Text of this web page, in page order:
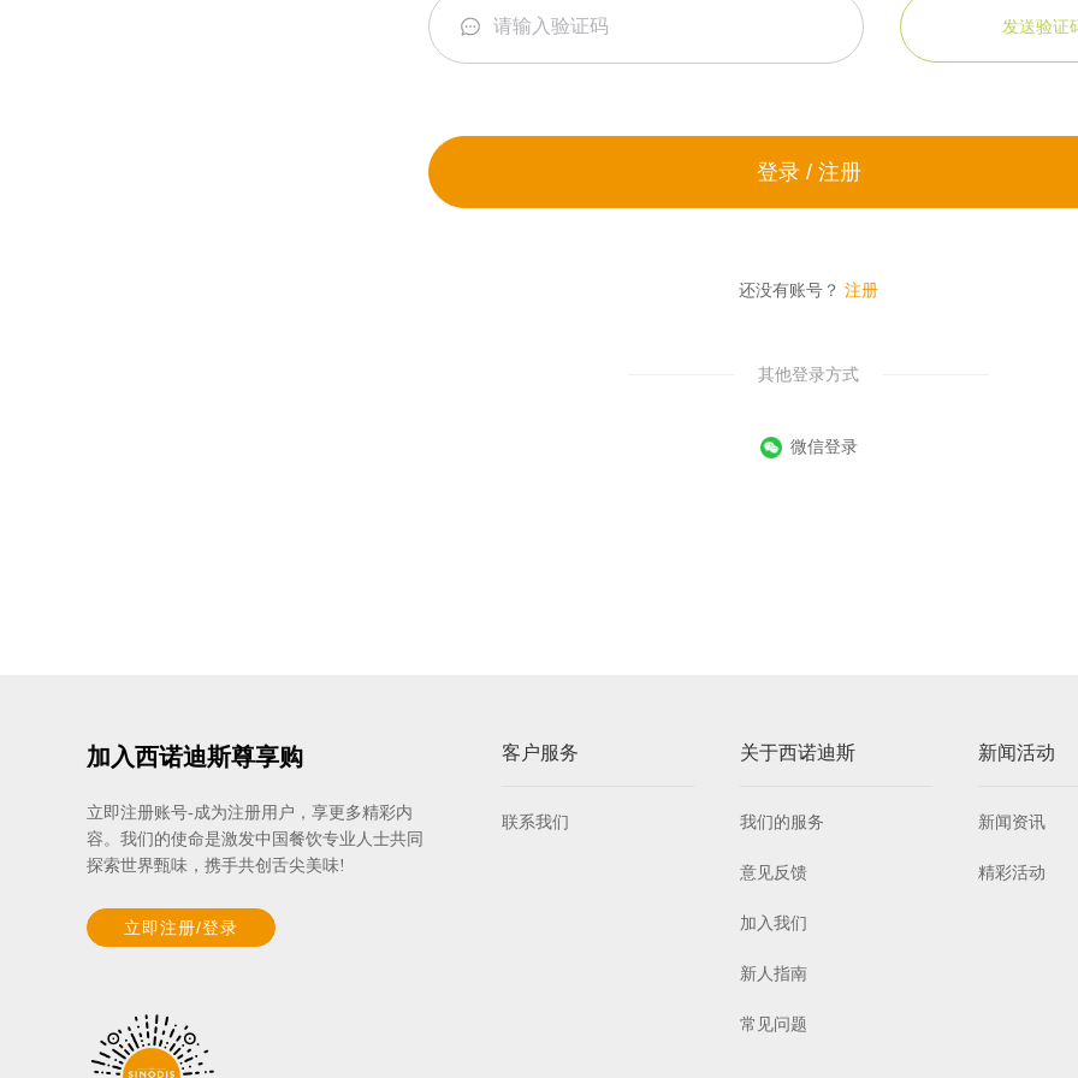
发送验证
登录 / 注册
还没有账号？ 注册
其他登录方式
微信登录
加入西诺迪斯尊享购
立即注册账号-成为注册用户，享更多精彩内
容。我们的使命是激发中国餐饮专业人士共同
探索世界甄味，携手共创舌尖美味!
立即注册/登录
客户服务
联系我们
关于西诺迪斯
我们的服务
意见反馈
加入我们
新人指南
常见问题
新闻活动
新闻资讯
精彩活动